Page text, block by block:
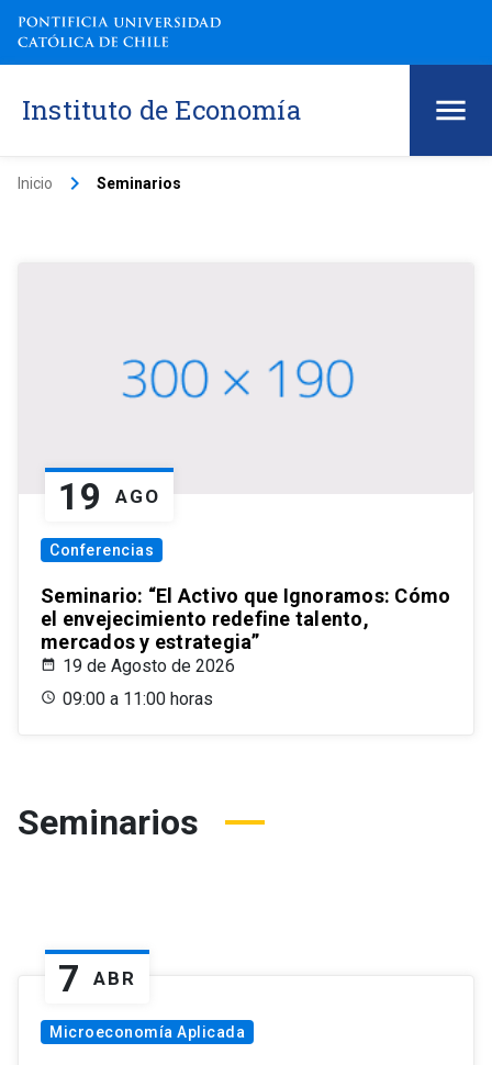
Instituto de Economía
Inicio keyboard_arrow_right Seminarios
19 AGO
Conferencias
Seminario: “El Activo que Ignoramos: Cómo
el envejecimiento redefine talento,
mercados y estrategia”
19 de Agosto de 2026
09:00 a 11:00 horas
Seminarios
7 ABR
Microeconomía Aplicada